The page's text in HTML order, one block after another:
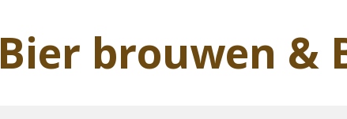
Bier brouwen &